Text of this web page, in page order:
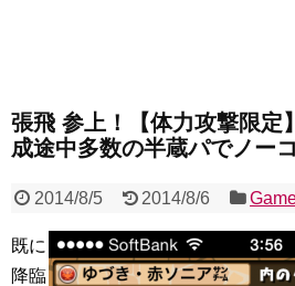
張飛 参上！【体力攻撃限定
成途中多数の半蔵パでノー
2014/8/5 2014/8/6
既に
降臨